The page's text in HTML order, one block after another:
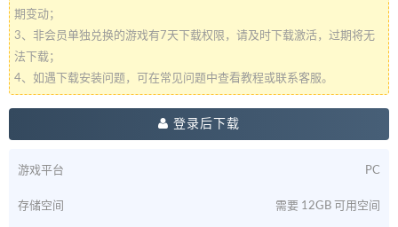
期变动；
3、非会员单独兑换的游戏有7天下载权限，请及时下载激活，过期将无
法下载；
4、如遇下载安装问题，可在常见问题中查看教程或联系客服。
登录后下载
游戏平台 PC
存储空间 需要 12GB 可用空间